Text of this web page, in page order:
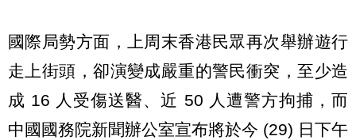
國際局勢方面，上周末香港民眾再次舉辦遊行
走上街頭，卻演變成嚴重的警民衝突，至少造
成 16 人受傷送醫、近 50 人遭警方拘捕，而
中國國務院新聞辦公室宣布將於今 (29) 日下午